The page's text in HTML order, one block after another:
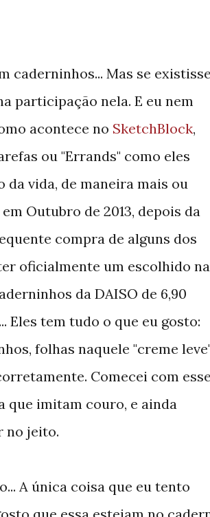
caderninhos... Mas se
participação nela. E eu nem
acontece no SketchBlock,
ou "Errands" como eles
da vida, de maneira mais ou
Outubro de 2013, depois da
compra de alguns dos
oficialmente um escolhido na
da DAISO de 6,90
Eles tem tudo o que eu gosto:
folhas naquele "creme
Comecei com
que imitam couro, e ainda
no jeito.
A única coisa que eu tento